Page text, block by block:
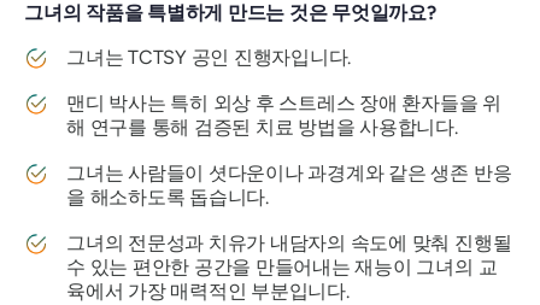
그녀의 작품을 특별하게 만드는 것은 무엇일까요?
그녀는 TCTSY 공인 진행자입니다.
맨디 박사는 특히 외상 후 스트레스 장애 환자들을 위
해 연구를 통해 검증된 치료 방법을 사용합니다.
그녀는 사람들이 셧다운이나 과경계와 같은 생존 반응
을 해소하도록 돕습니다.
그녀의 전문성과 치유가 내담자의 속도에 맞춰 진행될
수 있는 편안한 공간을 만들어내는 재능이 그녀의 교
육에서 가장 매력적인 부분입니다.